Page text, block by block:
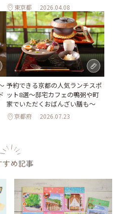
東京都 2026.04.08
予約できる京都の人気ランチスポ
ット8選～邸宅カフェの鴨粥や町
家でいただくおばんざい膳も～
京都府 2026.07.23
すめ記事